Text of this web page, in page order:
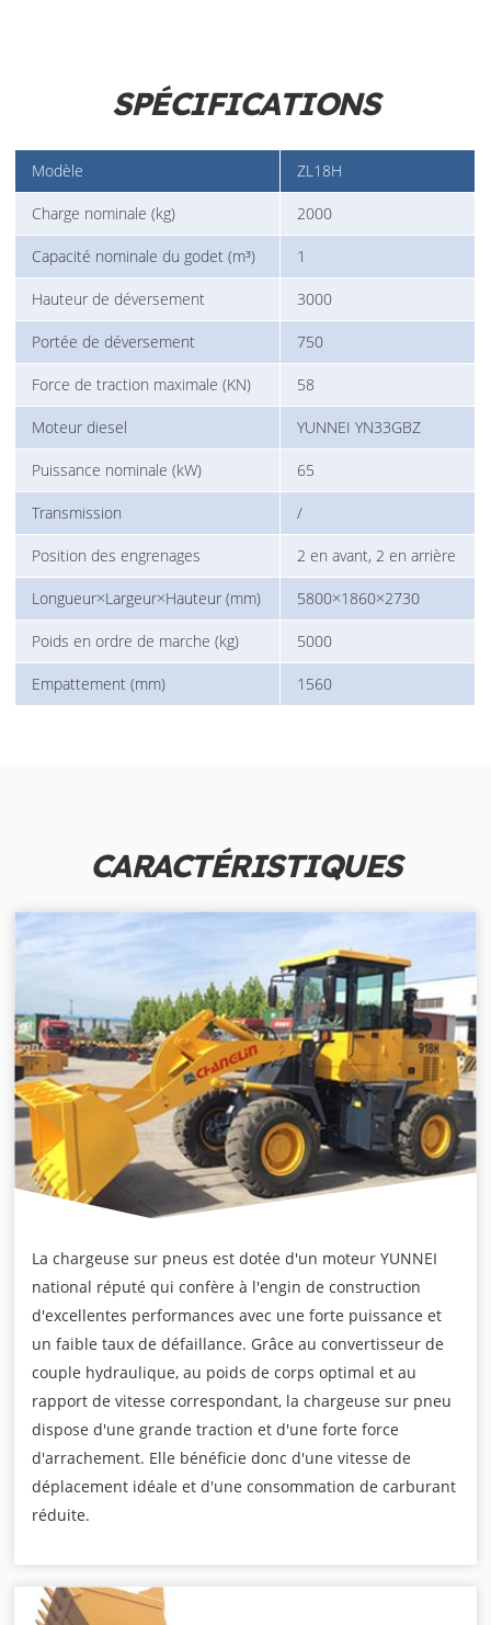
SPÉCIFICATIONS
Modèle ZL18H
Charge nominale (kg) 2000
Capacité nominale du godet (m³) 1
Hauteur de déversement 3000
Portée de déversement 750
Force de traction maximale (KN) 58
Moteur diesel YUNNEI YN33GBZ
Puissance nominale (kW) 65
Transmission /
Position des engrenages 2 en avant, 2 en arrière
Longueur×Largeur×Hauteur (mm) 5800×1860×2730
Poids en ordre de marche (kg) 5000
Empattement (mm) 1560
CARACTÉRISTIQUES
La chargeuse sur pneus est dotée d'un moteur YUNNEI
national réputé qui confère à l'engin de construction
d'excellentes performances avec une forte puissance et
un faible taux de défaillance. Grâce au convertisseur de
couple hydraulique, au poids de corps optimal et au
rapport de vitesse correspondant, la chargeuse sur pneu
dispose d'une grande traction et d'une forte force
d'arrachement. Elle bénéficie donc d'une vitesse de
déplacement idéale et d'une consommation de carburant
réduite.